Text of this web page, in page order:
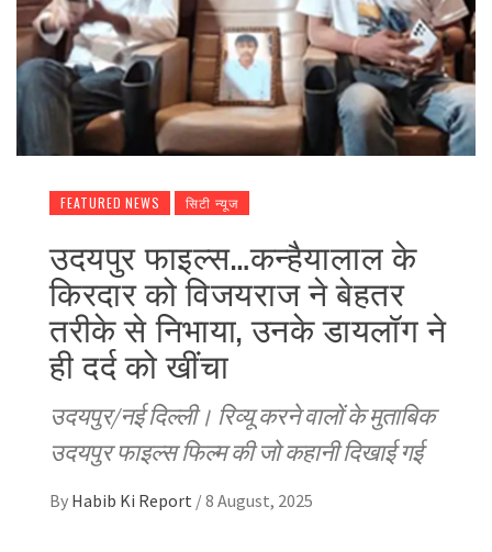
FEATURED NEWS सिटी न्यूज
उदयपुर फाइल्स…कन्हैयालाल के
किरदार को विजयराज ने बेहतर
तरीके से निभाया, उनके डायलॉग ने
ही दर्द को खींचा
उदयपुर/नई दिल्ली। रिव्यू करने वालों के मुताबिक
उदयपुर फाइल्स फिल्म की जो कहानी दिखाई गई
By Habib Ki Report /8 August, 2025